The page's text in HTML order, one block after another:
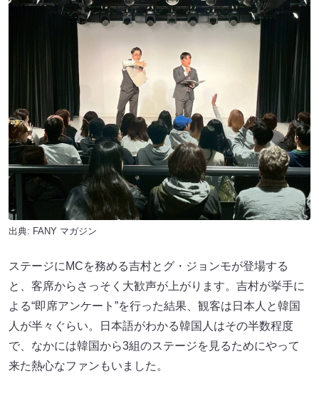
出典: FANY マガジン
ステージにMCを務める吉村とグ・ジョンモが登場する
と、客席からさっそく大歓声が上がります。吉村が挙手に
よる“即席アンケート”を行った結果、観客は日本人と韓国
人が半々ぐらい。日本語がわかる韓国人はその半数程度
で、なかには韓国から3組のステージを見るためにやって
来た熱心なファンもいました。